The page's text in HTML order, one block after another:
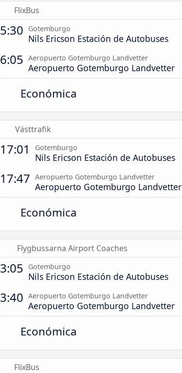
FlixBus
5:30 Gotemburgo
Nils Ericson Estación de Autobuses
6:05 Aeropuerto Gotemburgo Landvetter
Aeropuerto Gotemburgo Landvetter
Económica
Västtrafik
17:01 Gotemburgo
Nils Ericson Estación de Autobuses
17:47 Aeropuerto Gotemburgo Landvetter
Aeropuerto Gotemburgo Landvetter
Económica
Flygbussarna Airport Coaches
3:05 Gotemburgo
Nils Ericson Estación de Autobuses
3:40 Aeropuerto Gotemburgo Landvetter
Aeropuerto Gotemburgo Landvetter
Económica
FlixBus